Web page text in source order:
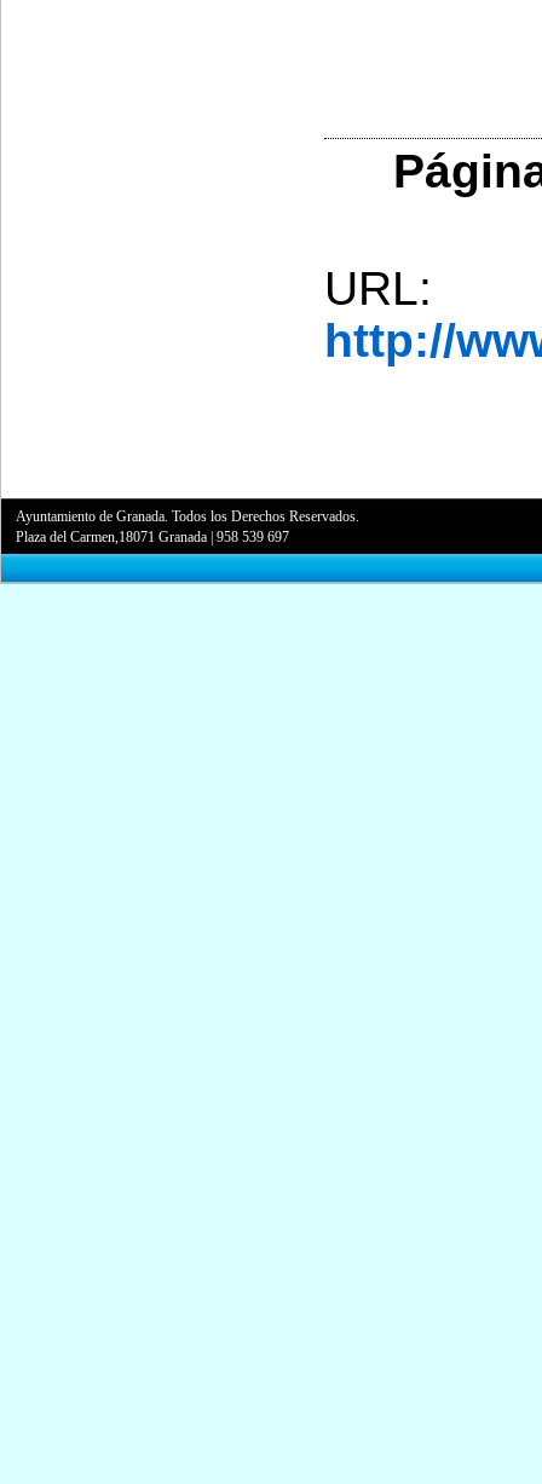
URL:
http://
Ayuntamiento de Granada. Todos los Derechos Reservados.
Plaza del Carmen,18071 Granada |958 539 697